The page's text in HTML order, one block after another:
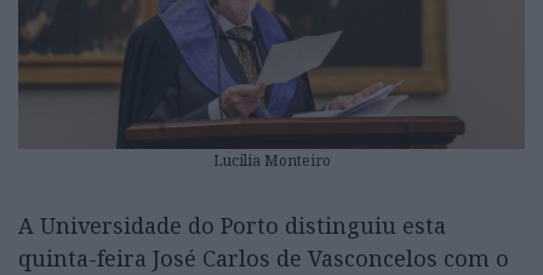
Lucilia Monteiro
A Universidade do Porto distinguiu esta
quinta-feira José Carlos de Vasconcelos com o